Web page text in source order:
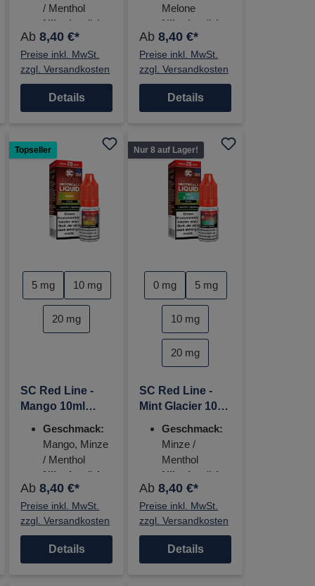
/ Menthol
Nikotinstärke:
0 mg, 5 mg,
10 mg, 20mg
Ab8,40 €*
Preise inkl. MwSt.
zzgl. Versandkosten
Details
Melone
Nikotinstärke:
0 mg, 5 mg,
10 mg, 20mg
Ab8,40 €*
Preise inkl. MwSt.
zzgl. Versandkosten
Details
auswählen
Topseller
Nikotinstärke auswählen
5 mg 10 mg
20 mg
SC Red Line -
Mango 10ml
Geschmack:
Mango, Minze
/ Menthol
Nikotinstärke:
0 mg, 5 mg,
10 mg, 20mg
Ab8,40 €*
Preise inkl. MwSt.
zzgl. Versandkosten
Details
Nur 8 auf Lager!
Nikotinstärke
0 mg 5 mg
10 mg
20 mg
SC Red Line -
Mint Glacier 10ml
Geschmack:
Minze /
Menthol
Nikotinstärke:
0 mg, 5 mg,
10 mg, 20mg
Ab8,40 €*
Preise inkl. MwSt.
zzgl. Versandkosten
Details